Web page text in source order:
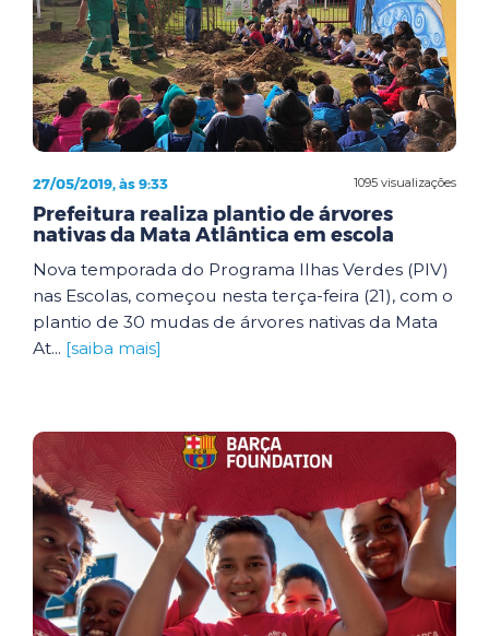
1095 visualizações
27/05/2019, às 9:33
Prefeitura realiza plantio de árvores
nativas da Mata Atlântica em escola
Nova temporada do Programa Ilhas Verdes (PIV)
nas Escolas, começou nesta terça-feira (21), com o
plantio de 30 mudas de árvores nativas da Mata
At... [saiba mais]